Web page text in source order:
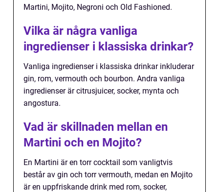
Martini, Mojito, Negroni och Old Fashioned.
Vilka är några vanliga
ingredienser i klassiska drinkar?
Vanliga ingredienser i klassiska drinkar inkluderar
gin, rom, vermouth och bourbon. Andra vanliga
ingredienser är citrusjuicer, socker, mynta och
angostura.
Vad är skillnaden mellan en
Martini och en Mojito?
En Martini är en torr cocktail som vanligtvis
består av gin och torr vermouth, medan en Mojito
är en uppfriskande drink med rom, socker,